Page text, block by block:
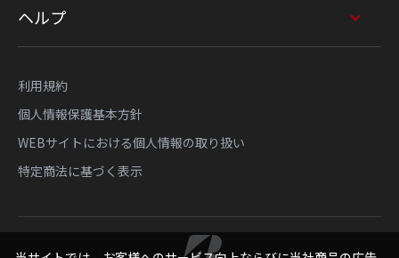
ヘルプ
利用規約
個人情報保護基本方針
WEBサイトにおける個人情報の取り扱い
特定商法に基づく表示